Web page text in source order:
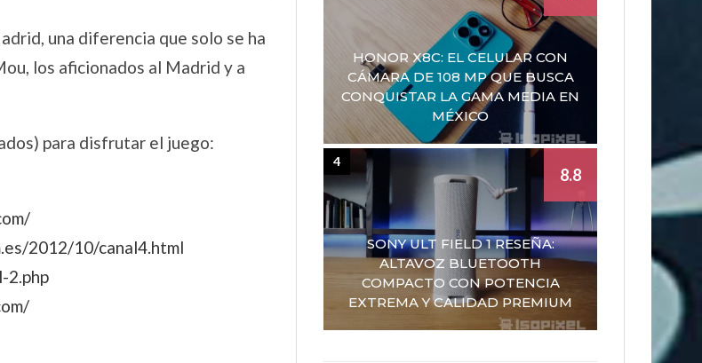
una diferencia que solo se ha
los aficionados al Madrid y a
para disfrutar el juego:
2012/10/canal4.html
2.php
HONOR X8C: EL CELULAR CON
CÁMARA DE 108 MP QUE BUSCA
CONQUISTAR LA GAMA MEDIA EN
MÉXICO
SONY ULT FIELD 1 RESEÑA:
ALTAVOZ BLUETOOTH
COMPACTO CON POTENCIA
EXTREMA Y CALIDAD PREMIUM
8.8
4